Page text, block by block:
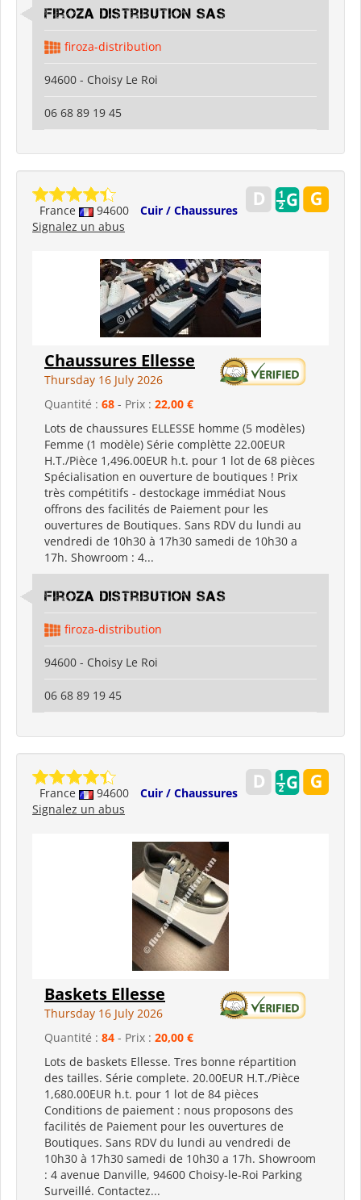
Firoza Distribution SAS
firoza-distribution
94600 - Choisy Le Roi
06 68 89 19 45
France 94600
Cuir / Chaussures
Signalez un abus
Chaussures Ellesse
Thursday 16 July 2026
Quantité : 68 - Prix : 22,00 €
Lots de chaussures ELLESSE homme (5 modèles)
Femme (1 modèle) Série complètte 22.00EUR
H.T./Pièce 1,496.00EUR h.t. pour 1 lot de 68 pièces
Spécialisation en ouverture de boutiques ! Prix
très compétitifs - destockage immédiat Nous
offrons des facilités de Paiement pour les
ouvertures de Boutiques. Sans RDV du lundi au
vendredi de 10h30 à 17h30 samedi de 10h30 a
17h. Showroom : 4...
Firoza Distribution SAS
firoza-distribution
94600 - Choisy Le Roi
06 68 89 19 45
France 94600
Cuir / Chaussures
Signalez un abus
Baskets Ellesse
Thursday 16 July 2026
Quantité : 84 - Prix : 20,00 €
Lots de baskets Ellesse. Tres bonne répartition
des tailles. Série complete. 20.00EUR H.T./Pièce
1,680.00EUR h.t. pour 1 lot de 84 pièces
Conditions de paiement : nous proposons des
facilités de Paiement pour les ouvertures de
Boutiques. Sans RDV du lundi au vendredi de
10h30 à 17h30 samedi de 10h30 a 17h. Showroom
: 4 avenue Danville, 94600 Choisy-le-Roi Parking
Surveillé. Contactez...